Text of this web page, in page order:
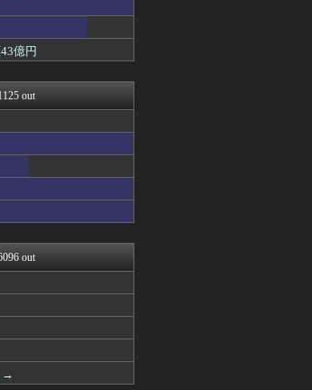
返しまと...
ー速報☆彡
の申す！！
モザイク＠ネ...
（保守）
返しまと...
ス
ト - ガー...
め】サカラ...
ス｜みんなの...
億円
out
out
→